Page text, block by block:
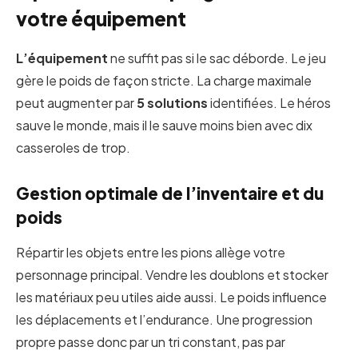
votre équipement
L’équipementne suffit pas si le sac déborde. Le jeu
gère le poids de façon stricte. La charge maximale
peut augmenter par5 solutionsidentifiées. Le héros
sauve le monde, mais il le sauve moins bien avec dix
casseroles de trop.
Gestion optimale de l’inventaire et du
poids
Répartir les objets entre les pions allège votre
personnage principal. Vendre les doublons et stocker
les matériaux peu utiles aide aussi. Le poids influence
les déplacements et l’endurance. Une progression
propre passe donc par un tri constant, pas par